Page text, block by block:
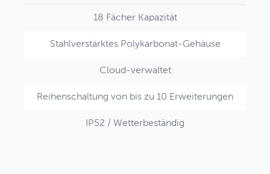
18 Fächer Kapazität
Stahlverstärktes Polykarbonat-Gehäuse
Cloud-verwaltet
Reihenschaltung von bis zu 10 Erweiterungen
IP52 / Wetterbeständig